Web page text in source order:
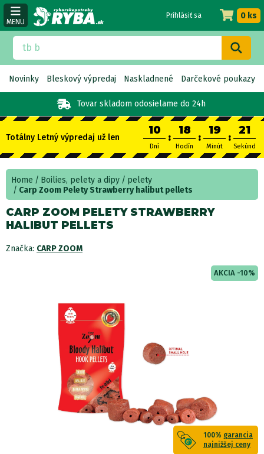
MENU
Tovar skladom odosielame do 24h
Prihlásiť sa 0 ks
Novinky Bleskový výpredaj Naskladnené Darčekové poukazy
Totálny Letný výpredaj už len
10
Dní
:
18
Hodín
:
19
Minút
:
21
Sekúnd
Home Boilies, pelety a dipy
pelety
Carp Zoom Pelety Strawberry halibut pellets
CARP ZOOM PELETY STRAWBERRY
HALIBUT PELLETS
Značka: CARP ZOOM
AKCIA -10%
100% garancia
najnižšej ceny